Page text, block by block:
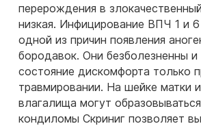
перерождения в
низкая. Инфицирование ВПЧ 1 и 6
одной из причин появления
бородавок. Они безболезненны
состояние дискомфорта только
травмировании. На шейке матки
влагалища могут
кондиломы Скриниг позволяет